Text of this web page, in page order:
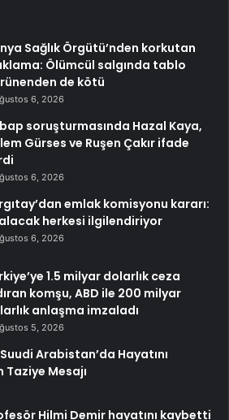
Sağlık Örgütü’nden korkutan
Ölümcül salgında tablo
de kötü
6, 2026
soruşturmasında Hazal Kaya,
Gürses ve Ruşen Çakır ifade
6, 2026
emlak komisyonu kararı:
alacak herkesi ilgilendiriyor
6, 2026
1.5 milyar dolarlık ceza
komşu, ABD ile 200 milyar
anlaşma imzaladı
5, 2026
Arabistan’da Hayatını
Mesajı
Hilmi Demir hayatını kaybetti